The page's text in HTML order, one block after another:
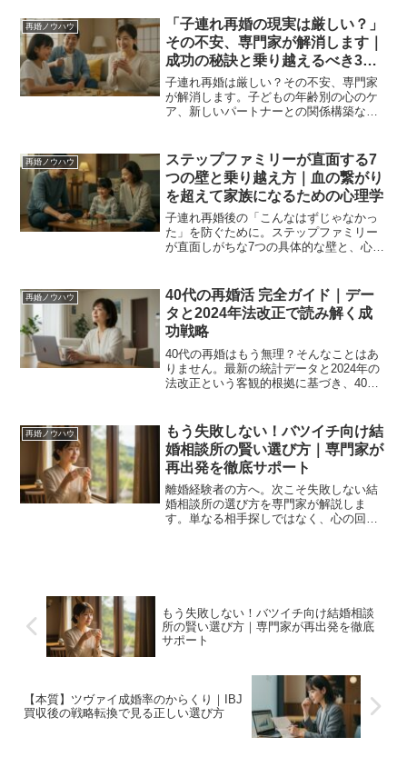
羅針盤「ネットワークモデル」を解説し
ます。
再婚ノウハウ
「子連れ再婚の現実は厳しい？」
その不安、専門家が解消します｜
成功の秘訣と乗り越えるべき3つ
の壁
子連れ再婚は厳しい？その不安、専門家
が解消します。子どもの年齢別の心のケ
ア、新しいパートナーとの関係構築な
した不安を、前向きな一歩に変えましょ
う。
再婚ノウハウ
ステップファミリーが直面する7
つの壁と乗り越え方｜血の繋がり
を超えて家族になるための心理学
子連れ再婚後の「こんなはずじゃなかっ
た」を防ぐために。ステップファミリー
が直面しがちな7つの具体的な壁と、心理
再婚ノウハウ
40代の再婚活 完全ガイド｜デー
タと2024年法改正で読み解く成
功戦略
40代の再婚はもう無理？そんなことはあ
りません。最新の統計データと2024年の
法改正という客観的根拠に基づき、40代
す。
再婚ノウハウ
もう失敗しない！バツイチ向け結
婚相談所の賢い選び方｜専門家が
再出発を徹底サポート
離婚経験者の方へ。次こそ失敗しない結
婚相談所の選び方を専門家が解説しま
す。単なる相手探しではなく、心の回復
もう失敗しない！バツイチ向け結婚相談
所の賢い選び方｜専門家が再出発を徹底
サポート
【本質】ツヴァイ成婚率のからくり｜IBJ
買収後の戦略転換で見る正しい選び方